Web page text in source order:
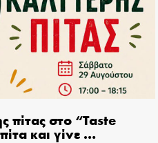
πίτας στο “Taste
και γίνε …